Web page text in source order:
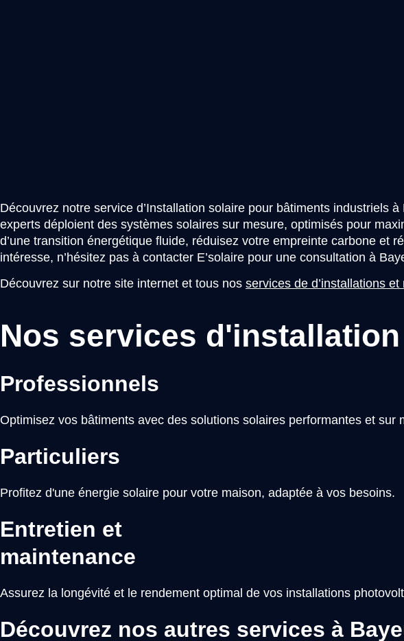
Découvrez notre service d’Installation solaire pour bâtiments industriels
experts déploient des systèmes solaires sur mesure, optimisés pour
d’une transition énergétique fluide, réduisez votre empreinte carbone et
intéresse, n’hésitez pas à contacter E’solaire pour une consultation à
Découvrez sur notre site internet et tous nos services de d’installations
Nos services
Professionnels
Optimisez vos bâtiments avec des solutions solaires performantes et sur
Particuliers
Profitez d'une énergie solaire pour votre maison, adaptée à vos besoins.
Entretien et
maintenance
Assurez la longévité et le rendement optimal de vos installations
Découvrez nos autres services à